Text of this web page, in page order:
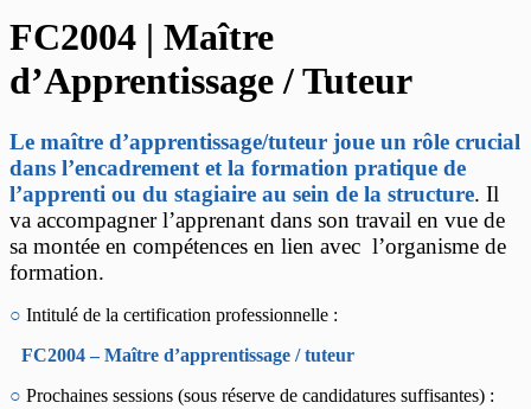
FC2004 | Maître
d’Apprentissage / Tuteur
Le maître d’apprentissage/tuteur joue un rôle crucial
dans l’encadrement et la formation pratique de
l’apprenti ou du stagiaire au sein de la structure. Il
va accompagner l’apprenant dans son travail en vue de
sa montée en compétences en lien avec l’organisme de
formation.
○ Intitulé de la certification professionnelle :
FC2004 – Maître d’apprentissage / tuteur
○ Prochaines sessions (sous réserve de candidatures suffisantes) :